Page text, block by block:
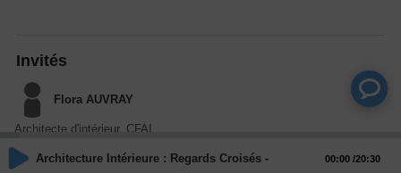
Invités
Flora AUVRAY
Architecte d'intérieur, CFAI
Architecture Intérieure : Regards Croisés - Des bureaux pour
00:00 20:30